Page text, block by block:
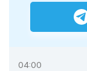
04:00